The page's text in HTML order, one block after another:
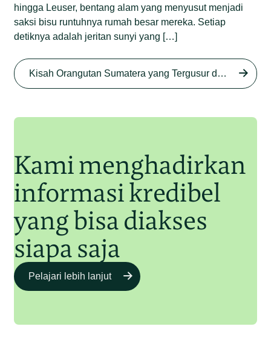
Sumatera di Rawa Tripa
Junaidi Hanafiah 27 Agu 2025
Begini Modus Perburuan
hingga Leuser, bentang alam yang menyusut menjadi
saksi bisu runtuhnya rumah besar mereka. Setiap
detiknya adalah jeritan sunyi yang […]
Kisah Orangutan Sumatera yang Tergusur dari Rumah Sendiri series
Kami menghadirkan
informasi kredibel
yang bisa diakses
siapa saja
Pelajari lebih lanjut